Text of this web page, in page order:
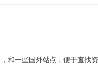
和一些国外站点，便于查找资